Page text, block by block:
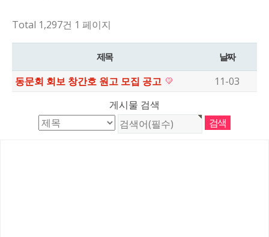
Total 1,297건 1 페이지
제목 날짜
동문회 회보 창간호 원고 모집 공고
11-03
게시물 검색